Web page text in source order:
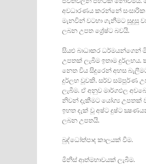
අවධාරණය කරන්නේ
මැනවින් වටහා ගැනීමට සුදුසු
ලබන උපත ශ්‍රේෂ්ට බවයි.
සියළු බාධාකර ධර්මයන්ගෙන්
උපතක් ලැබීම ඉතාම දුර්ලභය.
නෙත විය සිදුරෙන් අහස
දුර්ලභ වූවකි. සර්ව සම්පූර්ණ
ලැබීම. ඒ අනුව මාර්ගඵල
නිවන් දැකීමට යෝග්‍ය උපතක්
ඉහත දැක් වූ අෂ්ට දුෂ්ට
ලබන උපතයි.
බුද්ධෝත්පාද කාලයක් වීම.
මිනිස් ආත්මභාවයක් ලැබීම.